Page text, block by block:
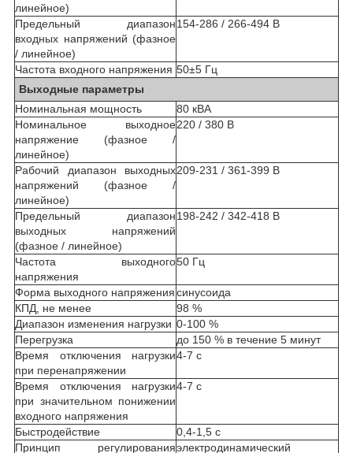
линейное)
Предельный диапазон
входных напряжений (фазное
/ линейное)
154-286 / 266-494 В
Частота входного напряжения 50±5 Гц
Выходные параметры
Номинальная мощность
80 кВА
Номинальное выходное
напряжение (фазное /
линейное)
220 / 380 В
Рабочий диапазон выходных
напряжений (фазное /
линейное)
209-231 / 361-399 В
Предельный диапазон
выходных напряжений
(фазное / линейное)
198-242 / 342-418 В
Частота выходного
напряжения
50 Гц
Форма выходного напряжениясинусоида
КПД, не менее
98 %
Диапазон изменения нагрузки 0-100 %
Перегрузка
до 150 % в течение 5 минут
Время отключения нагрузки
при перенапряжении
4-7 с
Время отключения нагрузки
при значительном понижении
входного напряжения
4-7 с
Быстродействие
0,4-1,5 с
Принцип регулированияэлектродинамический